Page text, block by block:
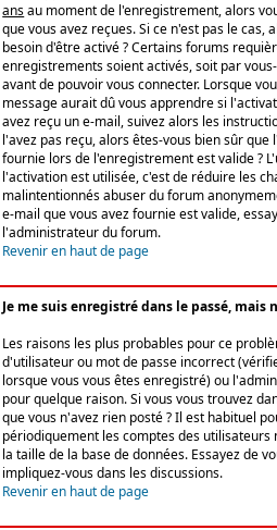
ansau moment de l'enregistrement, alors
que vous avez reçues. Si ce n'est pas le
besoin d'être activé ? Certains forums
enregistrements soient activés, soit par
avant de pouvoir vous connecter. Lorsque
message aurait dû vous apprendre si
avez reçu un e-mail, suivez alors les
l'avez pas reçu, alors êtes-vous bien sûr
fournie lors de l'enregistrement est valide ?
l'activation est utilisée, c'est de réduire les
malintentionnés abuser du forum
e-mail que vous avez fournie est valide,
l'administrateur du forum.
Revenir en haut de page
Je me suis enregistré dans le passé, mais
Les raisons les plus probables pour ce
d'utilisateur ou mot de passe incorrect
lorsque vous vous êtes enregistré) ou
pour quelque raison. Si vous vous trouvez
que vous n'avez rien posté ? Il est habituel
périodiquement les comptes des
la taille de la base de données. Essayez de
impliquez-vous dans les discussions.
Revenir en haut de page